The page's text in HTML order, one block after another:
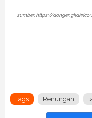
sumber: https://
Tags Renungan